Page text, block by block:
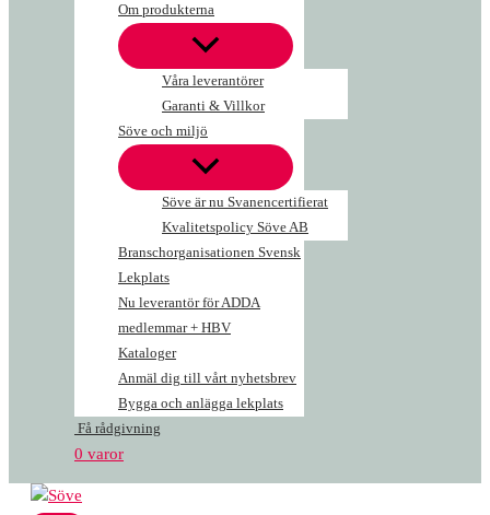
Om produkterna
Våra leverantörer
Garanti & Villkor
Söve och miljö
Söve är nu Svanencertifierat
Kvalitetspolicy Söve AB
Branschorganisationen Svensk
Lekplats
Nu leverantör för ADDA
medlemmar + HBV
Kataloger
Anmäl dig till vårt nyhetsbrev
Bygga och anlägga lekplats
Få rådgivning
0 varor